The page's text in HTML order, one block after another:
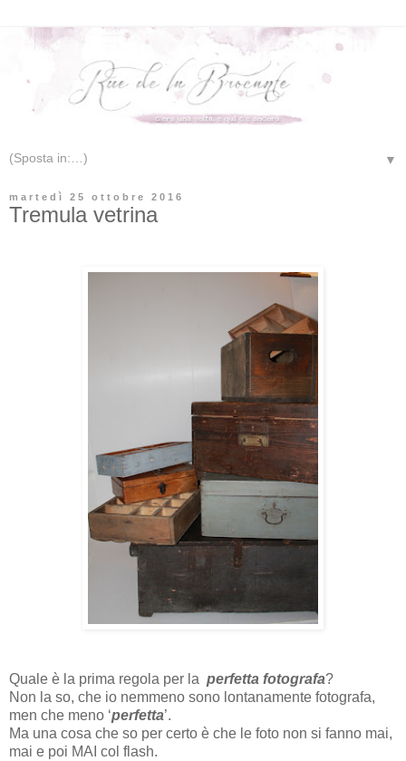
▼
martedì 25 ottobre 2016
Tremula vetrina
Quale è la prima regola per la perfetta fotografa?
Non la so, che io nemmeno sono lontanamente fotografa,
men che meno ‘perfetta’.
Ma una cosa che so per certo è che le foto non si fanno mai,
mai e poi MAI col flash.